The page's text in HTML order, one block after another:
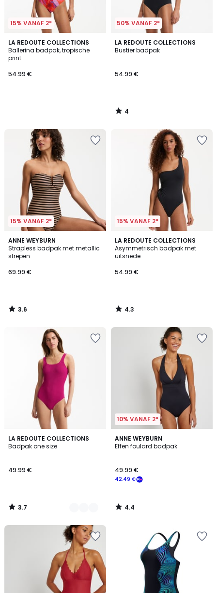
15% VANAF 2*
LA REDOUTE COLLECTIONS
Ballerina badpak, tropische
print
54.99 €
50% VANAF 2*
LA REDOUTE COLLECTIONS
Bustier badpak
54.99 €
4
/
4
/
15% VANAF 2*
ANNE WEYBURN
Strapless badpak met metallic
strepen
69.99 €
3.6
/ 5
3.6
/
15% VANAF 2*
LA REDOUTE COLLECTIONS
Asymmetrisch badpak met
uitsnede
54.99 €
4.3
/ 5
4.3
/
LA REDOUTE COLLECTIONS
Badpak one size
49.99 €
3.7
/ 5
2
Kleuren
3.7
/
10% VANAF 2*
ANNE WEYBURN
Effen foulard badpak
42.49 €
49.99 €
4.4
/ 5
4.4
/